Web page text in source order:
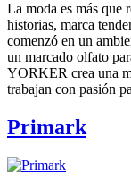
La moda es más que
historias, marca
comenzó en un
un marcado olfato
YORKER crea una
trabajan con pasión
Primark